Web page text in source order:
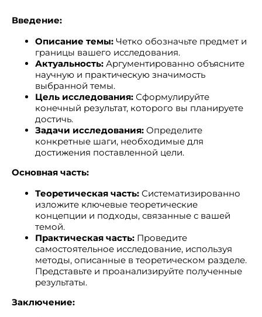
Введение:
Описание темы: Четко обозначьте предмет и
границы вашего исследования.
Актуальность: Аргументированно объясните
научную и практическую значимость
выбранной темы.
Цель исследования: Сформулируйте
конечный результат, которого вы планируете
достичь.
Задачи исследования: Определите
конкретные шаги, необходимые для
достижения поставленной цели.
Основная часть:
Теоретическая часть: Систематизированно
изложите ключевые теоретические
концепции и подходы, связанные с вашей
темой.
Практическая часть: Проведите
самостоятельное исследование, используя
методы, описанные в теоретическом разделе.
Представьте и проанализируйте полученные
результаты.
Заключение: